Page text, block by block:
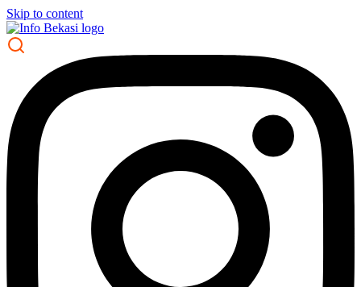
Skip to content